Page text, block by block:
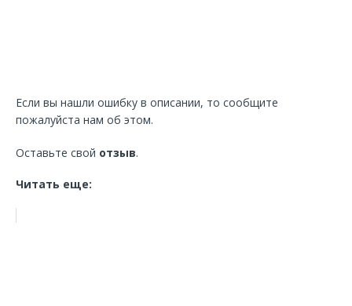
Если вы нашли ошибку в описании, то сообщите
пожалуйста нам об этом.
Оставьте свой отзыв.
Читать еще: